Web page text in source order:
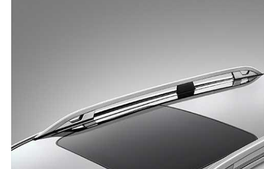
filtresi yağı filtresi polen hava fren yağı hepsini
değiştirdim 14500 tl masraf oldu biraz Korkut’u beni
Allah korusun motor arızası olsa kim bilir ne kadar
masraf çıkar ama araca binince her şeyi unutuyorum
mükemmel bir araba
8) Cevap yaz
Misafir Kullanıcı
Kaç km'de aracınız? İnternette dizel forester
hakkında yorum neredeyse hiç yok.